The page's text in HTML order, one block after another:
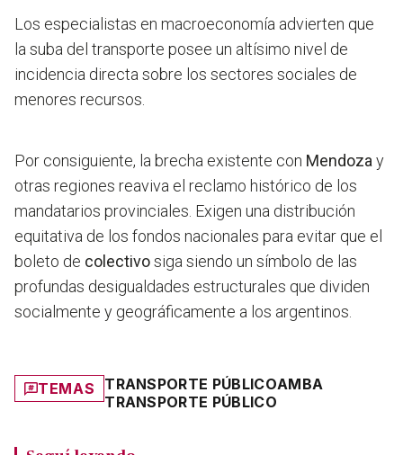
Los especialistas en macroeconomía advierten que
la suba del transporte posee un altísimo nivel de
incidencia directa sobre los sectores sociales de
menores recursos.
Por consiguiente, la brecha existente con Mendoza y
otras regiones reaviva el reclamo histórico de los
mandatarios provinciales. Exigen una distribución
equitativa de los fondos nacionales para evitar que el
boleto de colectivosiga siendo un símbolo de las
profundas desigualdades estructurales que dividen
socialmente y geográficamente a los argentinos.
TEMAS TRANSPORTE PÚBLICOAMBA
TRANSPORTE PÚBLICO